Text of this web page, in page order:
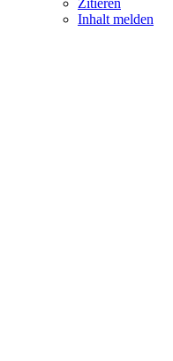
Inhalt melden